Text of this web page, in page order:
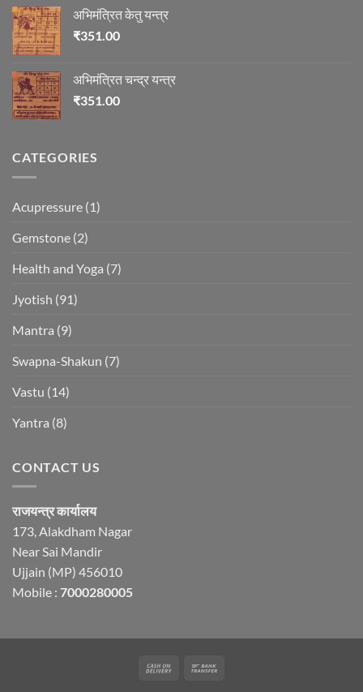
अभिमंत्रित केतु यन्त्र
₹351.00
अभिमंत्रित चन्द्र यन्त्र
₹351.00
CATEGORIES
Acupressure (1)
Gemstone (2)
Health and Yoga (7)
Jyotish (91)
Mantra (9)
Swapna-Shakun (7)
Vastu (14)
Yantra (8)
CONTACT US
राजयन्त्र कार्यालय
173, Alakdham Nagar
Near Sai Mandir
Ujjain (MP) 456010
Mobile : 7000280005
Cash